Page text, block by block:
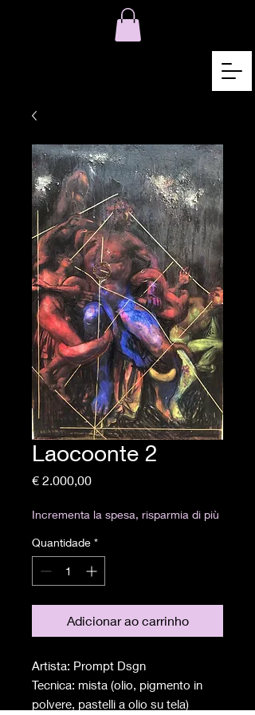
Laocoonte 2
€ 2.000,00Preço
Incrementa la spesa, risparmia di più
Quantidade *
Adicionar ao carrinho
Artista: Prompt Dsgn
Tecnica: mista (olio, pigmento in
polvere, pastelli a olio su tela)